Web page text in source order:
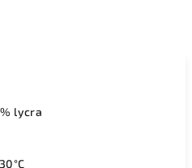
lycra